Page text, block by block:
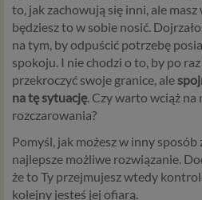
to, jak zachowują się inni, ale masz
będziesz to w sobie nosić.
na tym, by odpuścić potrzebę
spokoju. I nie chodzi o to, by po
przekroczyć swoje granice, ale
na tę sytuację. Czy warto wciąż
rozczarowania?
Pomyśl, jak możesz w inny sposób
najlepsze możliwe rozwiązanie.
że to Ty przejmujesz wtedy
kolejny jesteś jej ofiarą.